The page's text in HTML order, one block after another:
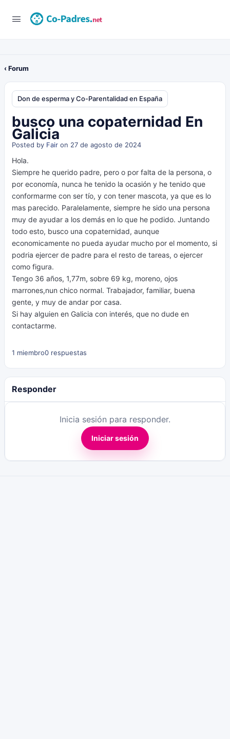
‹ Forum
Don de esperma y Co-Parentalidad en España
busco una copaternidad En
Galicia
Posted by Fair on 27 de agosto de 2024
Hola.
Siempre he querido padre, pero o por falta de la persona, o
por economía, nunca he tenido la ocasión y he tenido que
conformarme con ser tío, y con tener mascota, ya que es lo
mas parecido. Paralelamente, siempre he sido una persona
muy de ayudar a los demás en lo que he podido. Juntando
todo esto, busco una copaternidad, aunque
economicamente no pueda ayudar mucho por el momento, si
podria ejercer de padre para el resto de tareas, o ejercer
como figura.
Tengo 36 años, 1,77m, sobre 69 kg, moreno, ojos
marrones,nun chico normal. Trabajador, familiar, buena
gente, y muy de andar por casa.
Si hay alguien en Galicia con interés, que no dude en
contactarme.
1 miembro0 respuestas
Responder
Inicia sesión para responder.
Iniciar sesión